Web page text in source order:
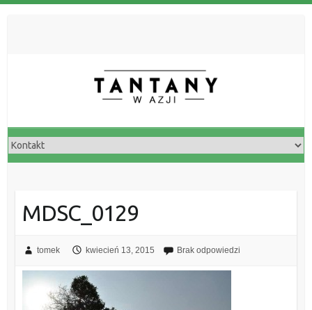
MDSC_0129
tomek kwiecień 13, 2015 Brak odpowiedzi